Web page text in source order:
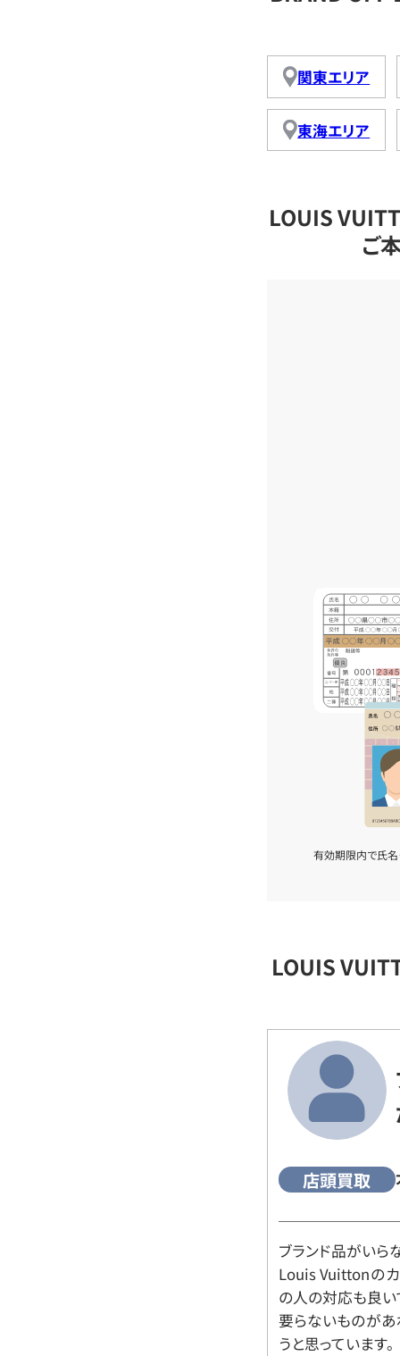
関東エリア
東海エリア
LOUIS
ご
有効期限内で氏名
LOUIS
店頭買取
ブランド品がいら
Louis Vuittonの
の人の対応も良い
要らないものがあ
うと思っています。